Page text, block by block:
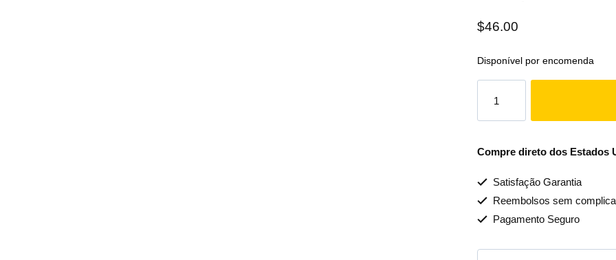
$46.00
Disponível por encomenda
Compre direto dos Estados
Satisfação Garantia
Reembolsos sem
Pagamento Seguro